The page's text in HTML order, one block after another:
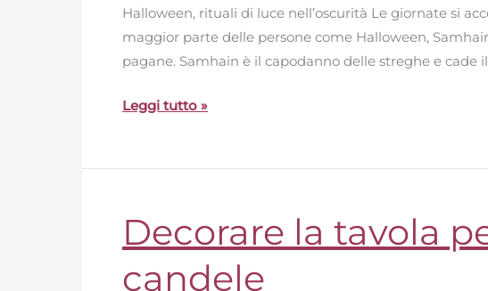
Halloween, rituali di luce nell’oscurità Le giornate si
maggior parte delle persone come Halloween,
pagane. Samhain è il capodanno delle streghe e cade
Leggi tutto »
Decorare la tavola
candele
Decorare
la
tavola